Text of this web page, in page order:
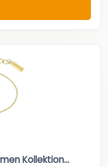
Kollektion...